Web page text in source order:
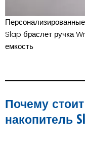
Slap браслет ручка
емкость
Почему
накопитель